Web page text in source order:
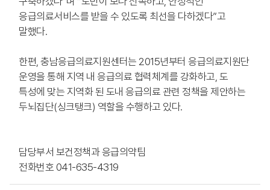
응급의료서비스를 받을 수 있도록 최선을 다하겠다”고
말했다.
한편, 충남응급의료지원센터는 2015년부터 응급의료지원단
운영을 통해 지역 내 응급의료 협력체계를 강화하고, 도
특성에 맞는 지역화 된 도내 응급의료 관련 정책을 제안하는
두뇌집단(싱크탱크) 역할을 수행하고 있다.
담당부서 보건정책과 응급의약팀
전화번호 041-635-4319